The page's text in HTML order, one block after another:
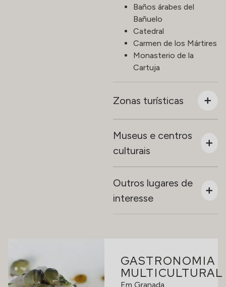
Baños árabes del
Bañuelo
Catedral
Carmen de los Mártires
Monasterio de la
Cartuja
Zonas turísticas
Museus e centros
culturais
Outros lugares de
interesse
GASTRONOMIA
MULTICULTURAL
Em Granada